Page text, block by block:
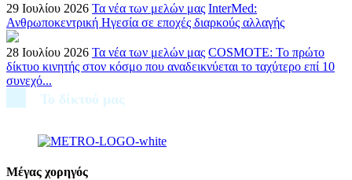
29 Ιουλίου 2026 Τα νέα των μελών μας InterMed:
Ανθρωποκεντρική Ηγεσία σε εποχές διαρκούς αλλαγής
28 Ιουλίου 2026 Τα νέα των μελών μας COSMOTE: Το πρώτο
δίκτυο κινητής στον κόσμο που αναδεικνύεται το ταχύτερο επί 10
συνεχό...
Το δίκτυό μας
Μέγας χορηγός